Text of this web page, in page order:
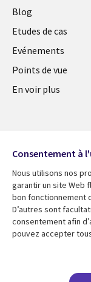
Library
Links
FR
Blog
Etudes de cas
Evénements
Points de vue
En voir plus
Consentement à
Nous utilisons nos
garantir un site Web
bon fonctionnement
D’autres sont
consentement afin
pouvez accepter